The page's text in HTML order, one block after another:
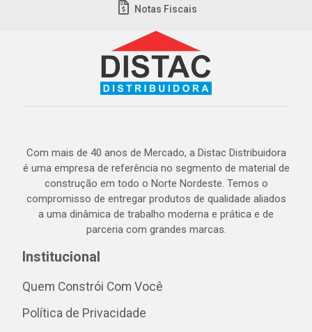
Notas Fiscais
Com mais de 40 anos de Mercado, a Distac Distribuidora
é uma empresa de referência no segmento de material de
construção em todo o Norte Nordeste. Temos o
compromisso de entregar produtos de qualidade aliados
a uma dinâmica de trabalho moderna e prática e de
parceria com grandes marcas.
Institucional
Quem Constrói Com Você
Política de Privacidade